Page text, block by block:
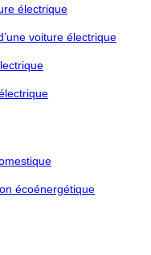
électrique
voiture électrique
écoénergétique